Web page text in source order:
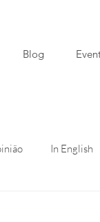
In English
Blog